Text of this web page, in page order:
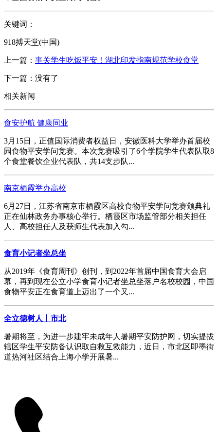
关键词：
918搏天堂(中国)
上一篇： 事关学生吃饭平安！湖北印发指南规范学校食堂
下一篇：没有了
相关新闻
食安护航 健康同业
3月15日，正值国际消费者权益日，安徽医科大学举办首届校
园食物平安学问竞赛。本次竞赛吸引了6个学院学生代表队取8
个食堂餐饮企业代表队，共14支步队...
南京栖霞举办高校
6月27日，江苏省南京市栖霞区高校食物平安学问竞赛颁典礼
正在仙林政务办事核心举行。栖霞区市场监管部分相关担任
人、高校担任人及获师生代表加入勾...
食育小记者坐总坐
从2019年《食育周刊》创刊，到2022年首届中国食育大会启
幕，再到现在公立小学食育小记者坐总坐落户名校校园，中国
食物平安正在食育道上迈出了一个又...
全立德树人丨市北
暑期将至，为进一步建牢未成年人暑期平安防护网，切实提拔
辖区学生平安防备认识取自救互救能力，近日，市北区即墨街
道热河社区结合上海小学开展暑...